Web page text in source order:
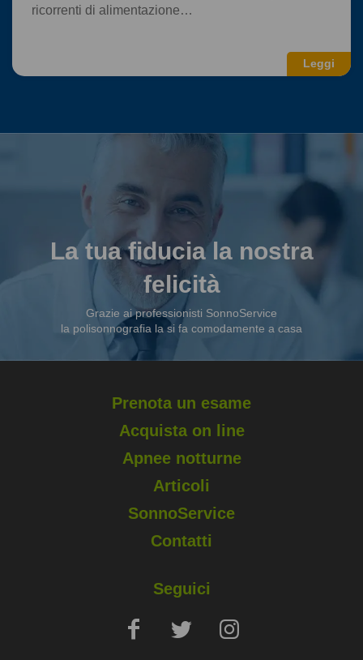
Leggi
ricorrenti di alimentazione…
La tua fiducia la nostra
felicità
Grazie ai professionisti SonnoService
la polisonnografia la si fa comodamente a casa
Prenota un esame
Acquista on line
Apnee notturne
Articoli
SonnoService
Contatti
Seguici